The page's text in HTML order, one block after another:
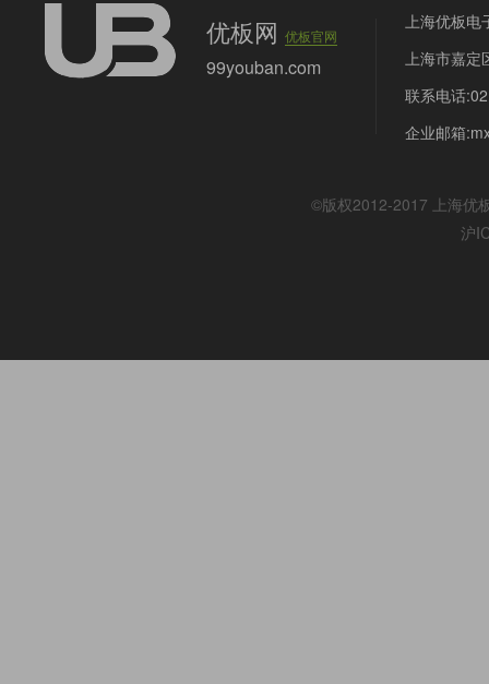
优板网优板官网
99youban.com
上海优板电
上海市嘉定
联系电话
企业邮箱
©版权2012-2017 上海优
沪